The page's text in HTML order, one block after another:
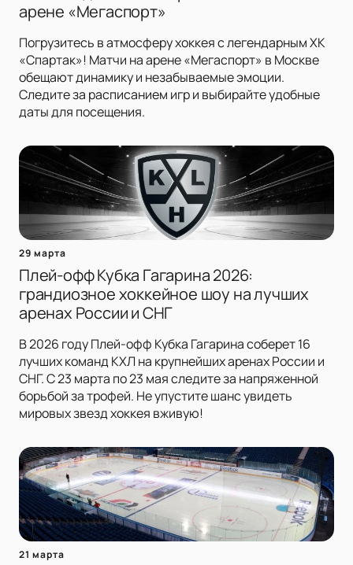
арене «Мегаспорт»
Погрузитесь в атмосферу хоккея с легендарным ХК
«Спартак»! Матчи на арене «Мегаспорт» в Москве
обещают динамику и незабываемые эмоции.
Следите за расписанием игр и выбирайте удобные
даты для посещения.
29 марта
Плей-офф Кубка Гагарина 2026:
грандиозное хоккейное шоу на лучших
аренах России и СНГ
В 2026 году Плей-офф Кубка Гагарина соберет 16
лучших команд КХЛ на крупнейших аренах России и
СНГ. С 23 марта по 23 мая следите за напряженной
борьбой за трофей. Не упустите шанс увидеть
мировых звезд хоккея вживую!
21 марта